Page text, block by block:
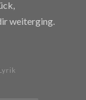
weiterging.